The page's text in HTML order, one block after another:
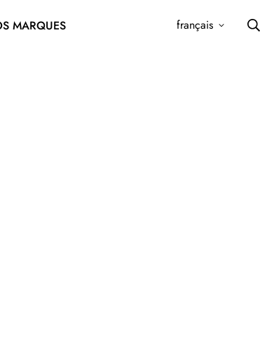
MARQUES français